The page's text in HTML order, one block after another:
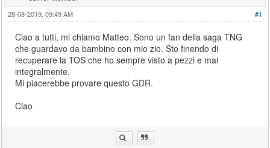
#1
28-08-2019, 09:49 AM
Ciao a tutti, mi chiamo Matteo. Sono un fan della saga TNG
che guardavo da bambino con mio zio. Sto finendo di
recuperare la TOS che ho sempre visto a pezzi e mai
integralmente.
Mi piacerebbe provare questo GDR.
Ciao